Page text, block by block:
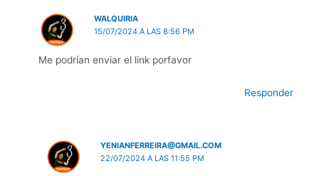
WALQUIRIA
15/07/2024 A LAS 8:56 PM
Me podrían enviar el link porfavor
Responder
YENIANFERREIRA@GMAIL.COM
22/07/2024 A LAS 11:55 PM